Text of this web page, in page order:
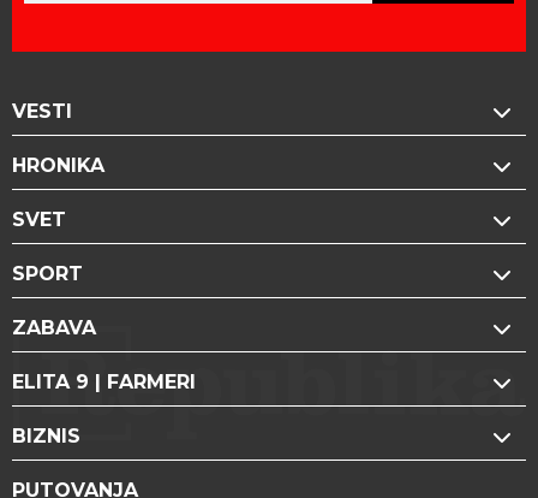
VESTI
HRONIKA
SVET
SPORT
ZABAVA
ELITA 9 | FARMERI
BIZNIS
PUTOVANJA